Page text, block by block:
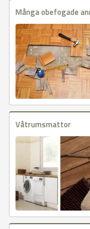
Många obefogade
Våtrumsmattor